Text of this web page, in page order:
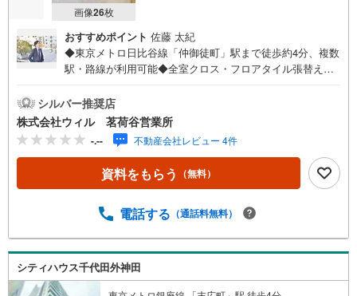
画像26枚
おすすめポイント 佐藤 太紀
◆東京メトロ日比谷線「仲御徒町」駅まで徒歩約4分、複数
駅・路線が利用可能◆全室クロス・フロアタイル張替えな
持ちの良い朝日が期待できるお部屋◆空間を有効的に使用
できる壁付けキッチン仕様◆居住用としては勿論、事務所
利用も可能で多用途に対応可能◆エアコン設置済みで入居
後すぐに快適な室温管理が可能◆オートロック完備でセキ
ュリティ面も対応◆重たい荷物や上階へのアクセスもスム
ーズなエレベーター付きマンション◆「まいばすけっと秋
業時間 10:00～19:00】上記時間はお電話が繋がりやすくな
れる場合は「室内・現地を見学する（無料）」ボタンより
ご希望の日時をご記入いただけますとスムーズにご案内が
可能です。【ウィル不動産販売はここが強み】（1）住宅ロ
ーンに精通したローン専門部署があります！（2）施工実績
シルバー推奨店
株式会社ウィル 茗荷谷営業所
-.-- 不動産会社レビュー 4件
資料をもらう （無料）
電話する （通話料無料）
シティハウス千代田外神田